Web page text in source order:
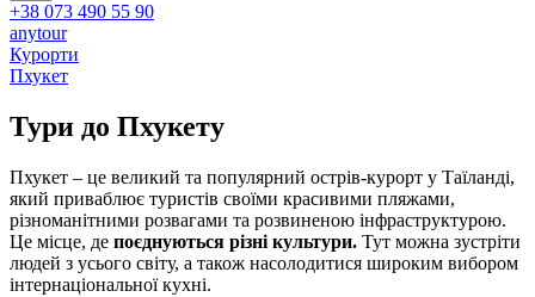
+38 073 490 55 90
anytour
Курорти
Пхукет
Тури до Пхукету
Пхукет – це великий та популярний острів-курорт у Таїланді,
який приваблює туристів своїми красивими пляжами,
різноманітними розвагами та розвиненою інфраструктурою.
Це місце, де поєднуються різні культури. Тут можна зустріти
людей з усього світу, а також насолодитися широким вибором
інтернаціональної кухні.